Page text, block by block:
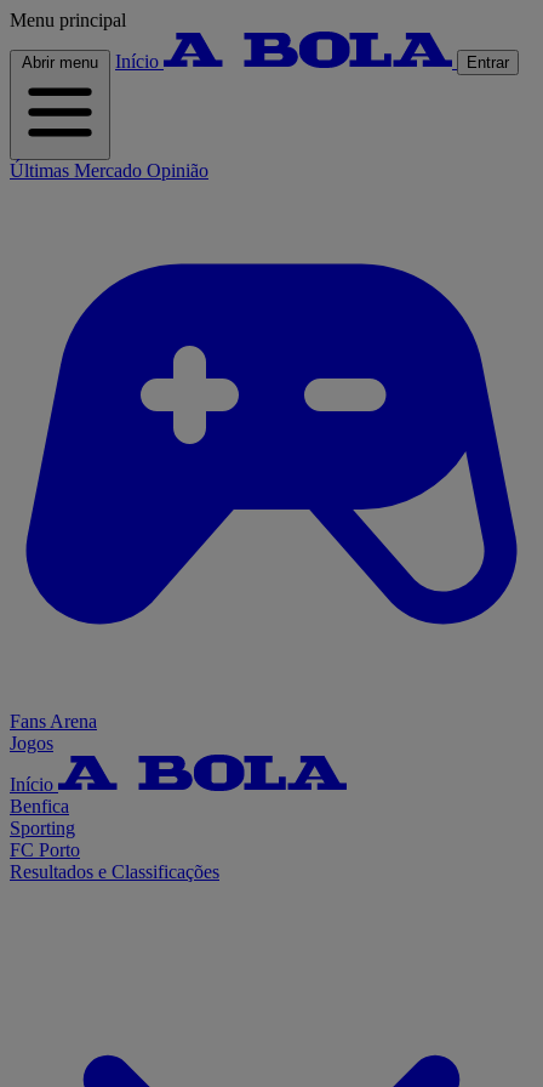
Menu principal
Abrir menu Início Entrar
Últimas Mercado Opinião
Fans Arena
Jogos
Início
Benfica
Sporting
FC Porto
Resultados e Classificações